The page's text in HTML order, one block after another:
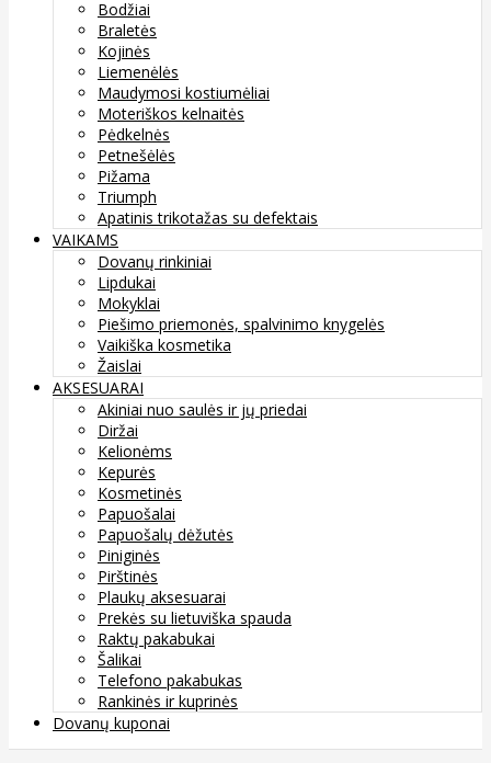
Bodžiai
Braletės
Kojinės
Liemenėlės
Maudymosi kostiumėliai
Moteriškos kelnaitės
Pėdkelnės
Petnešėlės
Pižama
Triumph
Apatinis trikotažas su defektais
VAIKAMS
Dovanų rinkiniai
Lipdukai
Mokyklai
Piešimo priemonės, spalvinimo knygelės
Vaikiška kosmetika
Žaislai
AKSESUARAI
Akiniai nuo saulės ir jų priedai
Diržai
Kelionėms
Kepurės
Kosmetinės
Papuošalai
Papuošalų dėžutės
Piniginės
Pirštinės
Plaukų aksesuarai
Prekės su lietuviška spauda
Raktų pakabukai
Šalikai
Telefono pakabukas
Rankinės ir kuprinės
Dovanų kuponai